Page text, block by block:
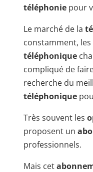
téléphonie pour
Le marché de la
constamment,
téléphonique
compliqué de
recherche du
téléphonique
Très souvent les
proposent un
professionnels.
Mais cet